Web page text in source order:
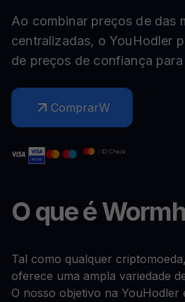
Ao combinar preços de das
centralizadas, o YouHodler
de preços de confiança
ComprarW
O que é
Tal como qualquer
oferece uma ampla variedade
O nosso objetivo na